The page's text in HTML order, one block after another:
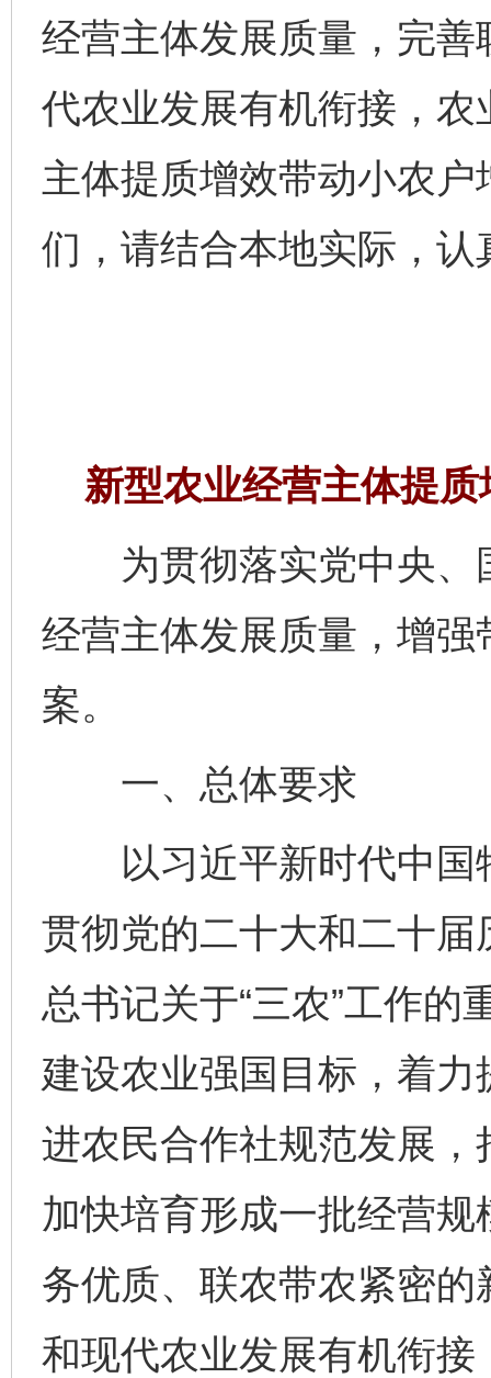
经营主体发展质量，完
代农业发展有机衔接，
主体提质增效带动小农
们，请结合本地实际，认
新型农业经营主体提
为贯彻落实党中央、
经营主体发展质量，增
案。
一、总体要求
以习近平新时代中国
贯彻党的二十大和二十
总书记关于“三农”工作
建设农业强国目标，着
进农民合作社规范发展
加快培育形成一批经营
务优质、联农带农紧密
和现代农业发展有机衔